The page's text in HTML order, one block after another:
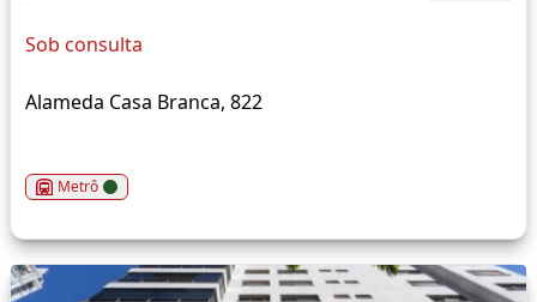
Sob consulta
Alameda Casa Branca, 822
Metrô